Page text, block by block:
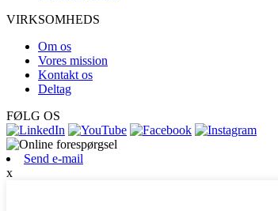
VIRKSOMHEDS
Om os
Vores mission
Kontakt os
Deltag
FØLG OS
Send e-mail
x